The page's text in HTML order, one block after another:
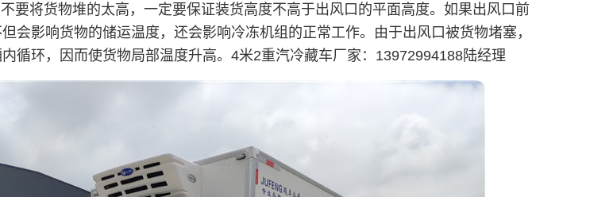
要将货物堆的太高，一定要保证装货高度不高于出风口的平面高度。如果出风口前
会影响货物的储运温度，还会影响冷冻机组的正常工作。由于出风口被货物堵塞，
循环，因而使货物局部温度升高。4米2重汽冷藏车厂家：13972994188陆经理